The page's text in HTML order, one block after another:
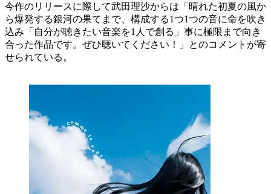
今作のリリースに際して武田理沙からは「晴れた初夏の風か
ら爆発する銀河の果てまで、構成する1つ1つの音に命を吹き
込み「自分が聴きたい音楽を1人で創る」事に極限まで向き
合った作品です。ぜひ聴いてください！」とのコメントが寄
せられている。